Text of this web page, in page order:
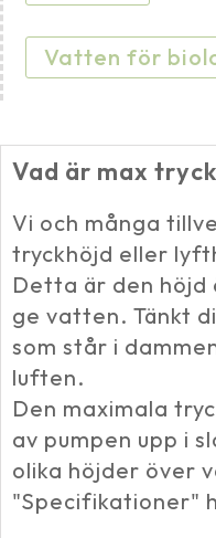
Vatten för
Vad är max
Vi och många
tryckhöjd eller
Detta är den höjd
ge vatten. Tänkt
som står i
luften.
Den maximala
av pumpen upp i
olika höjder över
"Specifikationer"